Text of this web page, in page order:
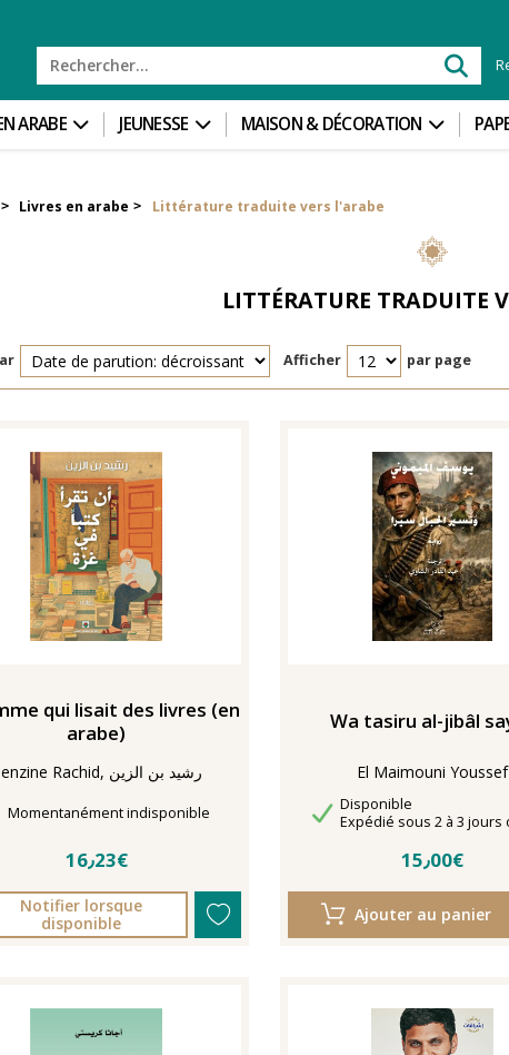
ARABE JEUNESSE MAISON & DÉCORATION
> Livres en arabe > Littérature traduite vers l'arabe
LITTÉRATURE TRADUITE
Afficher par page
qui lisait des livres (en
arabe)
Benzine Rachid, رشيد بن الزين
Délais de livraison
Momentanément indisponible
16٫23€
Notifier lorsque
disponible
Wa tasiru al-jibâl
El Maimouni Youssef
Disponibilité
Disponible
Délais de livraison
Expédié sous 2 à 3 jours
15٫00€
Ajouter au panier